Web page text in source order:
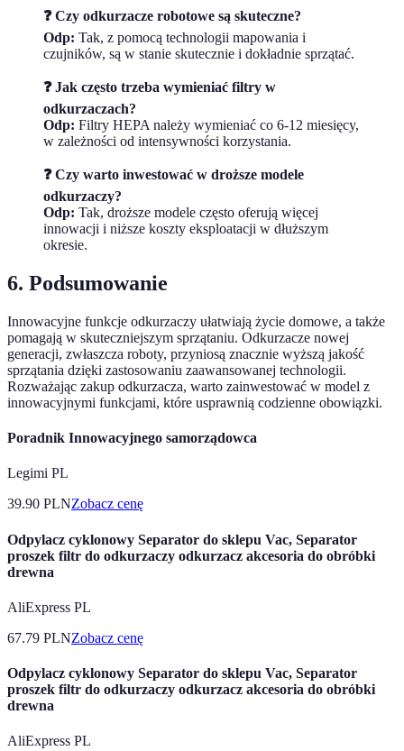
❓ Czy odkurzacze robotowe są skuteczne?
Odp: Tak, z pomocą technologii mapowania i
czujników, są w stanie skutecznie i dokładnie sprzątać.
❓ Jak często trzeba wymieniać filtry w
odkurzaczach?
Odp: Filtry HEPA należy wymieniać co 6-12 miesięcy,
w zależności od intensywności korzystania.
❓ Czy warto inwestować w droższe modele
odkurzaczy?
Odp: Tak, droższe modele często oferują więcej
innowacji i niższe koszty eksploatacji w dłuższym
okresie.
6. Podsumowanie
Innowacyjne funkcje odkurzaczy ułatwiają życie domowe, a także
pomagają w skuteczniejszym sprzątaniu. Odkurzacze nowej
generacji, zwłaszcza roboty, przyniosą znacznie wyższą jakość
sprzątania dzięki zastosowaniu zaawansowanej technologii.
Rozważając zakup odkurzacza, warto zainwestować w model z
innowacyjnymi funkcjami, które usprawnią codzienne obowiązki.
Poradnik Innowacyjnego samorządowca
Legimi PL
39.90 PLNZobacz cenę
Odpylacz cyklonowy Separator do sklepu Vac, Separator
proszek filtr do odkurzaczy odkurzacz akcesoria do obróbki
drewna
AliExpress PL
67.79 PLNZobacz cenę
Odpylacz cyklonowy Separator do sklepu Vac, Separator
proszek filtr do odkurzaczy odkurzacz akcesoria do obróbki
drewna
AliExpress PL